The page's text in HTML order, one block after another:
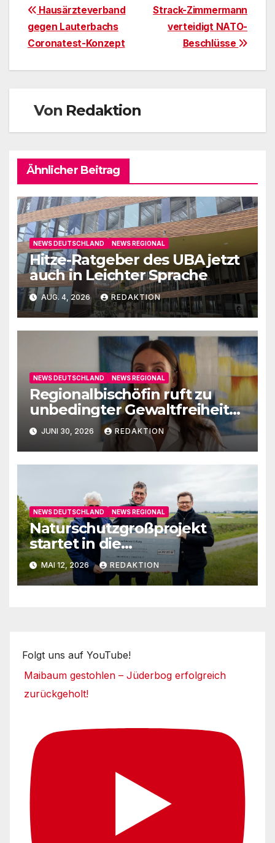
Beitragsnavigation
Strack-Zimmermann
verteidigt NATO-
Beschlüsse
Hausärzteverband
gegen Lauterbachs
Coronatest-Konzept
Von Redaktion
Ähnlicher Beitrag
NEWS DEUTSCHLAND NEWS REGIONAL
Hitze-Ratgeber des UBA jetzt
auch in Leichter Sprache
AUG. 4, 2026 REDAKTION
NEWS DEUTSCHLAND NEWS REGIONAL
Regionalbischöfin ruft zu
unbedingter Gewaltfreiheit
aufJUNI 30, 2026 REDAKTION
NEWS DEUTSCHLAND NEWS REGIONAL
Naturschutzgroßprojekt
startet in die
Umsetzungsphase
MAI 12, 2026 REDAKTION
Folgt uns auf YouTube!
Maibaum gestohlen – Jüderbog erfolgreich
zurückgeholt!